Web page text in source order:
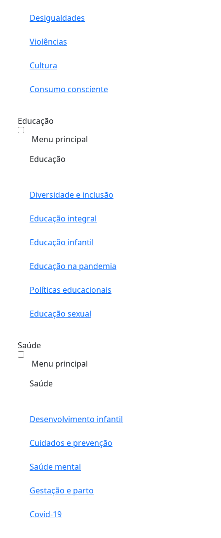
Desigualdades
Violências
Cultura
Consumo consciente
Educação
Menu principal
Educação
Diversidade e inclusão
Educação integral
Educação infantil
Educação na pandemia
Políticas educacionais
Educação sexual
Saúde
Menu principal
Saúde
Desenvolvimento infantil
Cuidados e prevenção
Saúde mental
Gestação e parto
Covid-19